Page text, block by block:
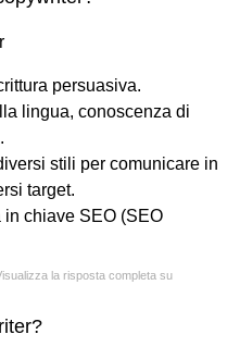
persuasiva.
lingua, conoscenza di
stili per comunicare in
target.
chiave SEO (SEO
la risposta completa su